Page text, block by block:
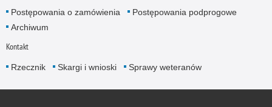
Postępowania o zamówienia
Postępowania podprogowe
Archiwum
Kontakt
Rzecznik Skargi i wnioski Sprawy weteranów